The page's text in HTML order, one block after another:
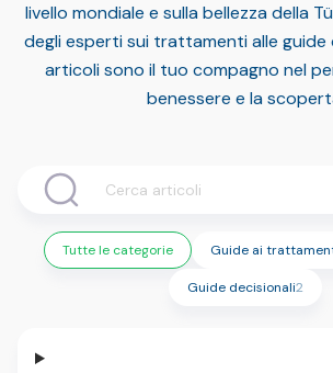
livello mondiale e sulla bellezza della
degli esperti sui trattamenti alle guide
articoli sono il tuo compagno nel
benessere e la
Tutte le categorie Guide ai
Guide decisionali2